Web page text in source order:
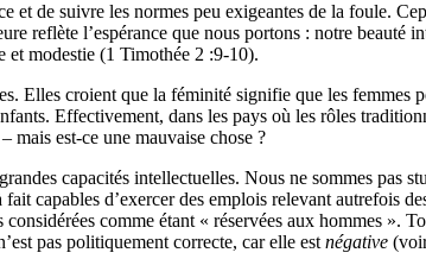
de suivre les normes peu exigeantes de la foule.
reflète l’espérance que nous portons : notre beauté
et modestie (1 Timothée 2 :9-10).
Elles croient que la féminité signifie que les femmes
Effectivement, dans les pays où les rôles
mais est-ce une mauvaise chose ?
capacités intellectuelles. Nous ne sommes pas
capables d’exercer des emplois relevant autrefois
comme étant « réservées aux hommes ».
pas politiquement correcte, car elle est négative